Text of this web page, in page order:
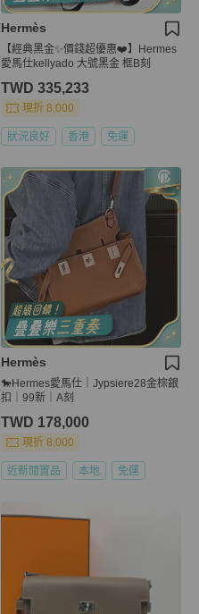
Hermès
【經典黑金✨價錢超優惠❤️】Hermes
愛馬仕kellyado 大號黑金 框B刻
TWD 335,233
現折 8,000
狀況良好 香港 免運
Hermès
🐎Hermes愛馬仕｜Jypsiere28金棕銀
扣｜99新｜A刻
TWD 178,000
現折 8,000
近新閒置品 本地 免運